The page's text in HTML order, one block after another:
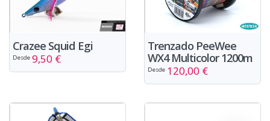
Crazee Squid Egi
Desde 9,50 €
Trenzado PeeWee
WX4 Multicolor 1200m
Desde 120,00 €